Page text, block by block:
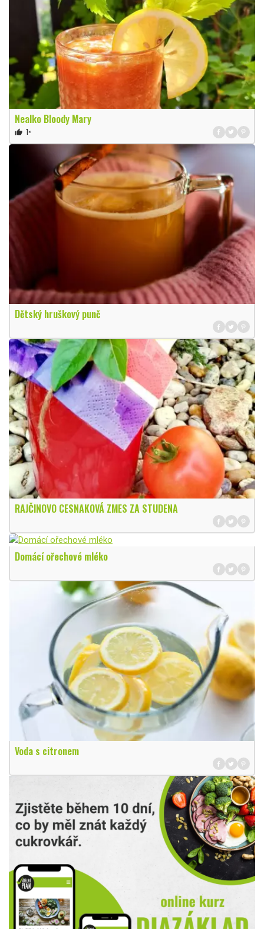
Nealko Bloody Mary
thumb_up 1×
Dětský hruškový punč
RAJČINOVO CESNAKOVÁ ZMES ZA STUDENA
Domácí ořechové mléko
Voda s citronem